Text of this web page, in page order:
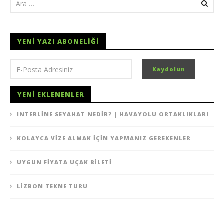
YENI YAZI ABONELIĞI
YENI EKLENENLER
INTERLINE SEYAHAT NEDIR? | HAVAYOLU ORTAKLIKLARI
KOLAYCA VIZE ALMAK İÇIN YAPMANIZ GEREKENLER
UYGUN FIYATA UÇAK BILETI
LIZBON TEKNE TURU